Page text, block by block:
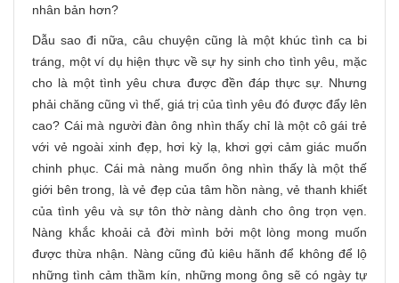
nhân bản hơn?
Dẫu sao đi nữa, câu chuyện cũng là một khúc tình ca bi
tráng, một ví dụ hiện thực về sự hy sinh cho tình yêu, mặc
cho là một tình yêu chưa được đền đáp thực sự. Nhưng
phải chăng cũng vì thế, giá trị của tình yêu đó được đẩy lên
cao? Cái mà người đàn ông nhìn thấy chỉ là một cô gái trẻ
với vẻ ngoài xinh đẹp, hơi kỳ lạ, khơi gợi cảm giác muốn
chinh phục. Cái mà nàng muốn ông nhìn thấy là một thế
giới bên trong, là vẻ đẹp của tâm hồn nàng, vẻ thanh khiết
của tình yêu và sự tôn thờ nàng dành cho ông trọn vẹn.
Nàng khắc khoải cả đời mình bởi một lòng mong muốn
được thừa nhận. Nàng cũng đủ kiêu hãnh để không để lộ
những tình cảm thầm kín, những mong ông sẽ có ngày tự